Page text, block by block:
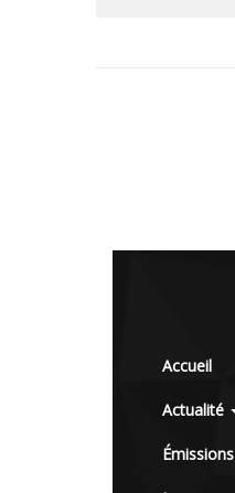
Accueil
Actualité
Émissions